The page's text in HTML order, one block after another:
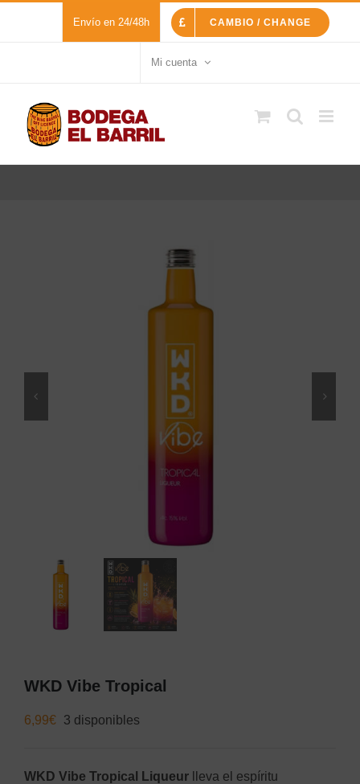
Envío en 24/48h CAMBIO / CHANGE
Mi cuenta
WKD Vibe Tropical
6,99€ 3 disponibles
WKD Vibe Tropical Liqueur lleva el espíritu